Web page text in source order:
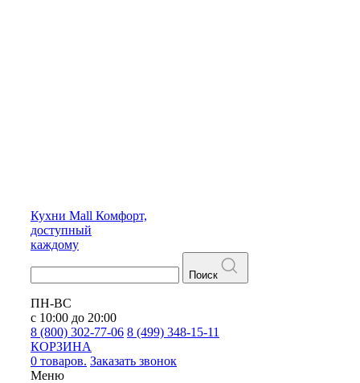
Кухни Mall Комфорт,
доступный
каждому
Поиск
ПН-ВС
с 10:00 до 20:00
8 (800) 302-77-06 8 (499) 348-15-11
КОРЗИНА
0 товаров. Заказать звонок
Меню